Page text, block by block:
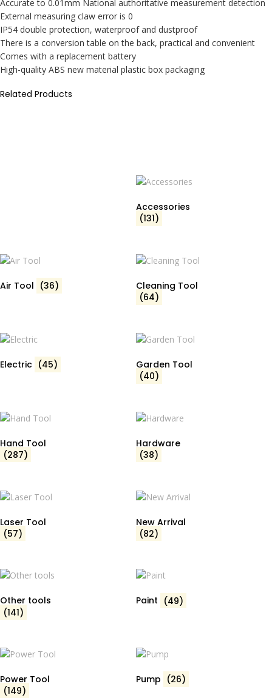
Accurate to 0.01mm National authoritative measurement detection
External measuring claw error is 0
IP54 double protection, waterproof and dustproof
There is a conversion table on the back, practical and convenient
Comes with a replacement battery
High-quality ABS new material plastic box packaging
Related Products
Accessories
(131)
Air Tool (36)
Cleaning Tool
(64)
Electric (45)
Garden Tool
(40)
Hand Tool
(287)
Hardware
(38)
Laser Tool
(57)
New Arrival
(82)
Other tools
(141)
Paint (49)
Power Tool
(149)
Pump (26)